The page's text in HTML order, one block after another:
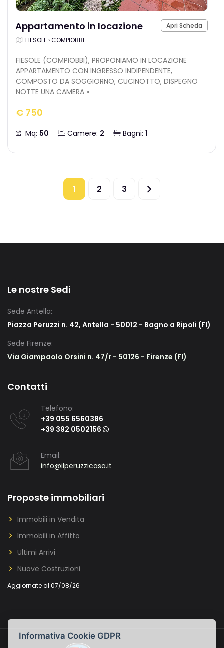
Apri Scheda
Appartamento in locazione
FIESOLE › COMPIOBBI
FIESOLE (COMPIOBBI), PROPONIAMO IN LOCAZIONE
APPARTAMENTO CON INGRESSO INDIPENDENTE,
COMPOSTO DA SOGGIORNO, CUCINOTTO, DISPEGNO
NOTTE UNA CAMERA »
€ 750
Mq: 50 Camere: 2 Bagni: 1
1 2 3
Le nostre Sedi
Sede Antella:
Piazza Peruzzi n. 42, Antella - 50012 - Bagno a Ripoli (FI)
Sede Firenze:
Via Giampaolo Orsini n. 47/r - 50126 - Firenze (FI)
Contatti
Telefono:
+39 055 6560386
+39 392 0502156
Email:
info@ilperuzzicasa.it
Proposte immobiliari
Immobili in Vendita
Immobili in Affitto
Ultimi Arrivi
Nuove Costruzioni
Aggiornate al 07/08/26
Informativa Cookie GDPR